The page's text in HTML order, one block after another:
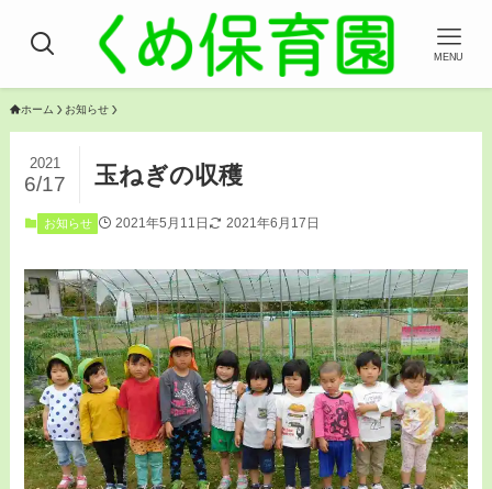
MENU
ホーム お知らせ
玉ねぎの収穫
2021
6/17
お知らせ 2021年5月11日 2021年6月17日